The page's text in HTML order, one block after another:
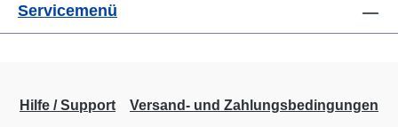
Servicemenü
Hilfe / Support Versand- und Zahlungsbedingungen